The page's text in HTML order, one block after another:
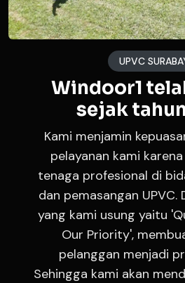
UPVC
Windoor1
sejak
Kami menjamin
pelayanan kami
tenaga profesional di
dan pemasangan UPVC.
yang kami usung yaitu
Our Priority',
pelanggan menjadi
Sehingga kami akan